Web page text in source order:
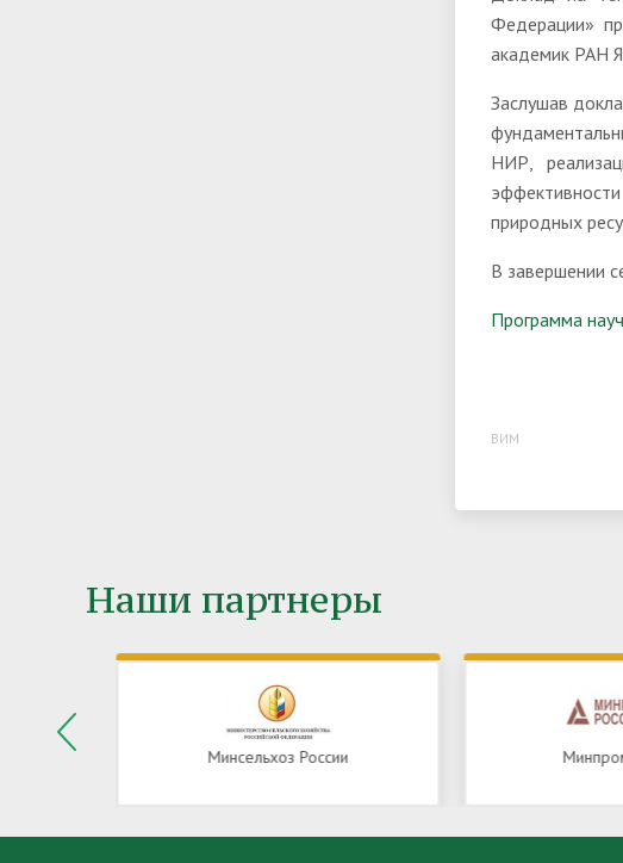
Федерации»
академик РАН
Заслушав
НИР,
природных
В завершении
Программа
ВИМ
Наши партнеры
Минсельхоз России